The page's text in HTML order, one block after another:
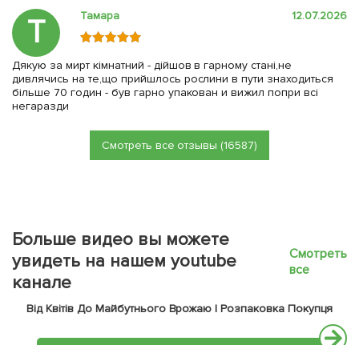
Т Тамара 12.07.2026
Дякую за мирт кімнатний - дійшов в гарному стані,не
дивлячись на те,що прийшлось рослини в пути знаходиться
більше 70 годин - був гарно упакован и вижил попри всі
негаразди
Смотреть все отзывы (16587)
Больше видео вы можете
увидеть на нашем youtube
канале
Смотреть
все
Від Квітів До Майбутнього Врожаю | Розпаковка Покупця